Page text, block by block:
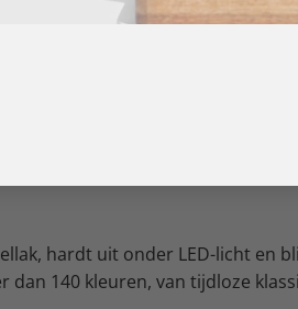
hardt uit onder LED-licht en
140 kleuren, van tijdloze